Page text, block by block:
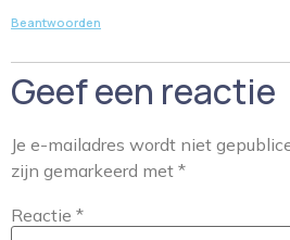
Beantwoorden
Geef een reactie
Je e-mailadres wordt niet
zijn gemarkeerd met *
Reactie *